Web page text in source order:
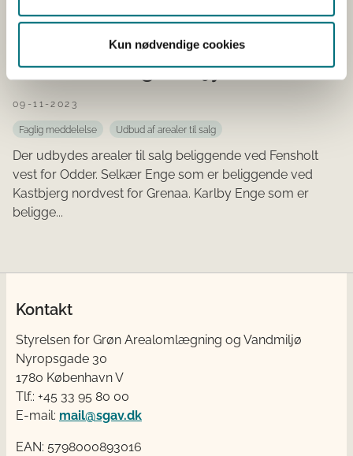
Kun nødvendige cookies
Landbrugsstyrelsen udbyder
arealer til salg i Østjylland
09-11-2023
Faglig meddelelse Udbud af arealer til salg
Der udbydes arealer til salg beliggende ved Fensholt
vest for Odder. Selkær Enge som er beliggende ved
Kastbjerg nordvest for Grenaa. Karlby Enge som er
beligge...
Kontakt
Styrelsen for Grøn Arealomlægning og Vandmiljø
Nyropsgade 30
1780 København V
Tlf.: +45 33 95 80 00
E-mail: mail@sgav.dk
EAN: 5798000893016